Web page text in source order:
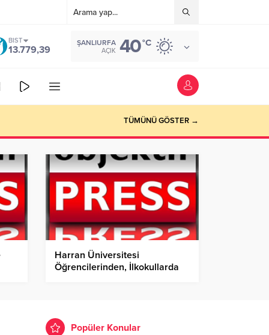
BIST
13.779,39
ŞANLIURFA
AÇIK 40°C
TÜMÜNÜ GÖSTER →
Harran Üniversitesi
Öğrencilerinden, İlkokullarda
Popüler Konular